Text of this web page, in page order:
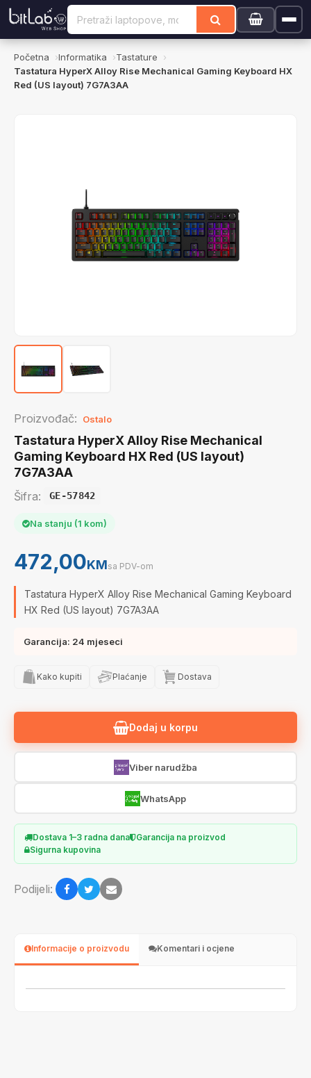
Početna Informatika
Tastature
Tastatura HyperX Alloy Rise Mechanical Gaming Keyboard HX
Red (US layout) 7G7A3AA
Proizvođač: Ostalo
Tastatura HyperX Alloy Rise Mechanical
Gaming Keyboard HX Red (US layout)
7G7A3AA
Šifra: GE-57842
Na stanju (1 kom)
472,00KMsa PDV-om
Tastatura HyperX Alloy Rise Mechanical Gaming Keyboard
HX Red (US layout) 7G7A3AA
Garancija: 24 mjeseci
Kako kupiti Plaćanje Dostava
Dodaj u korpu
Viber narudžba
WhatsApp
Dostava 1–3 radna dana
Garancija na proizvod
Sigurna kupovina
Podijeli:
Informacije o proizvodu Komentari i ocjene